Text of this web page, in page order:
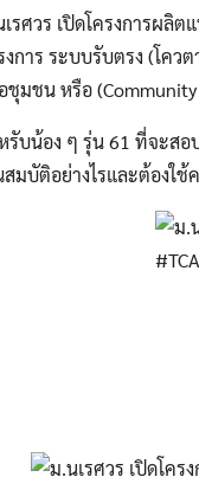
รศวร เปิดโครงการผลิ
งการ ระบบรับตรง (โค
ชุมชน หรือ
รับน้อง ๆ รุ่น 61 ที่จะสอบ
มบัติอย่างไรและต้องใช้ค